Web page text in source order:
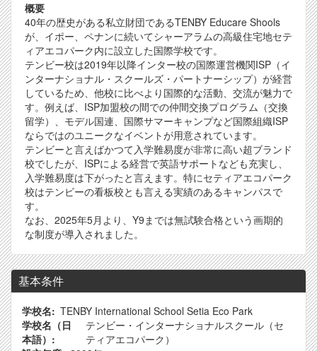
概要
40年の歴史がある私立財団であるTENBY Educare Shools
が、イポー、ペナンに続いてシャーアラムの高級住宅地セテ
ィアエコパーク内に設立した国際学校です。
テンビー校は2019年以降インター校の国際運営機関ISP（イ
ンターナショナル・スクールズ・パートナーシップ）が経営
しているため、他校に比べより国際的な活動、交流が魅力で
す。例えば、ISP加盟校の間での仲間交換プログラム（交換
留学）、モデル国連、国際サマーキャンプなど国際組織ISP
ならではのユニークなイベントが用意されています。
テンビーと言えばかつて入学難易度が非常に高い超ブランド
校でしたが、ISPによる経営で英語サポートなども充実し、
入学難易度は下がったと言えます。特にセティアエコパーク
校はテンビーの看板校とも言える実績のあるキャンパスで
す。
なお、2025年5月より、Y9までは無試験合格という画期的
な制度が導入されました。
基本条件
学校名
TENBY International School Setia Eco Park
学校名（日
本語）
テンビー・インターナショナルスクール（セ
ティアエコパーク）